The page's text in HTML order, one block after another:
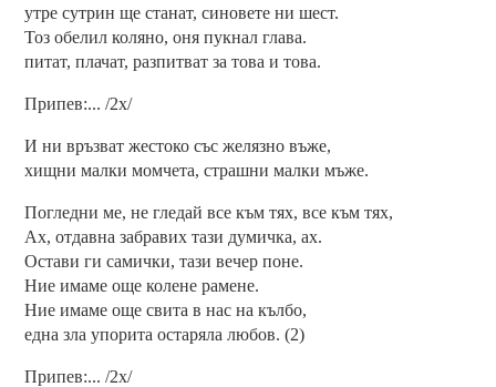
утре сутрин ще станат, синовете ни шест.
Тоз обелил коляно, оня пукнал глава.
питат, плачат, разпитват за това и това.
Припев:... /2x/
И ни връзват жестоко със желязно въже,
хищни малки момчета, страшни малки мъже.
Погледни ме, не гледай все към тях, все към тях,
Ах, отдавна забравих тази думичка, ах.
Остави ги самички, тази вечер поне.
Ние имаме още колене рамене.
Ние имаме още свита в нас на кълбо,
една зла упорита остаряла любов. (2)
Припев:... /2x/